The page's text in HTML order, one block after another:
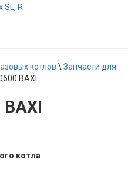
R
котлов \ Запчасти для
BAXI
котла